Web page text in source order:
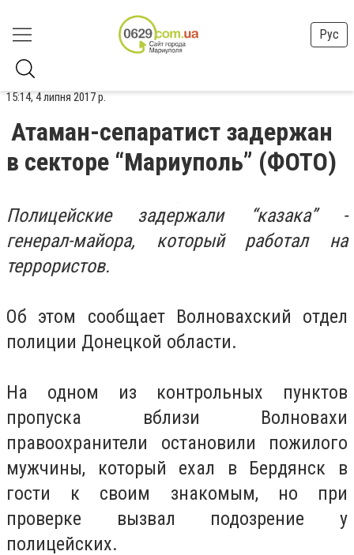
Рус
15:14, 4 липня 2017 р.
Атаман-сепаратист задержан
в секторе “Мариуполь” (ФОТО)
Полицейские задержали “казака” -
генерал-майора, который работал на
террористов.
Об этом сообщает Волновахский отдел
полиции Донецкой области.
На одном из контрольных пунктов
пропуска вблизи Волновахи
правоохранители остановили пожилого
мужчины, который ехал в Бердянск в
гости к своим знакомым, но при
проверке вызвал подозрение у
полицейских.